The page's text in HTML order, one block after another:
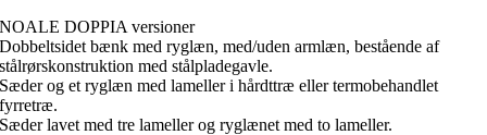
NOALE DOPPIA versioner
Dobbeltsidet bænk med ryglæn, med/uden armlæn, bestående af
stålrørskonstruktion med stålpladegavle.
Sæder og et ryglæn med lameller i hårdttræ eller termobehandlet
fyrretræ.
Sæder lavet med tre lameller og ryglænet med to lameller.